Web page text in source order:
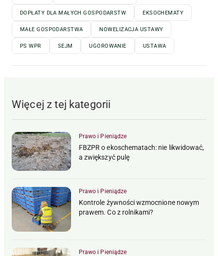
DOPŁATY DLA MAŁYCH GOSPODARSTW EKSOCHEMATY
MAŁE GOSPODARSTWA NOWELIZACJA USTAWY
PS WPR SEJM UGOROWANIE USTAWA
Więcej z tej kategorii
Prawo i Pieniądze
FBZPR o ekoschematach: nie likwidować,
a zwiększyć pulę
Prawo i Pieniądze
Kontrole żywności wzmocnione nowym
prawem. Co z rolnikami?
Prawo i Pieniądze